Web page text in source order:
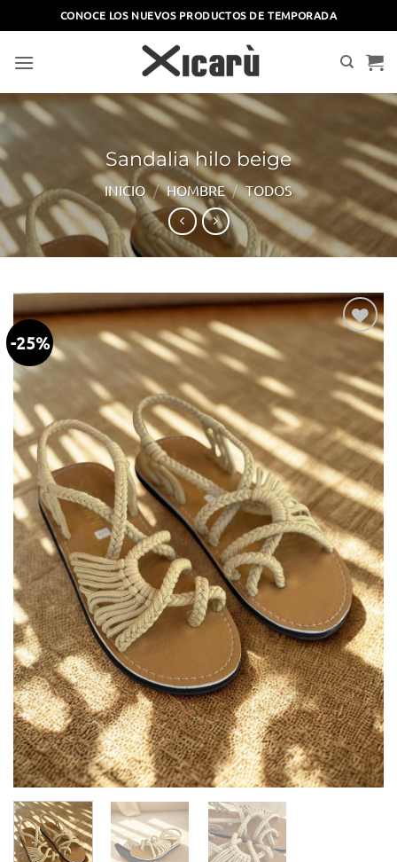
al
contenido
CONOCE LOS NUEVOS PRODUCTOS DE TEMPORADA
Sandalia hilo beige
INICIO / HOMBRE / TODOS
-25%
lista
de
deseos